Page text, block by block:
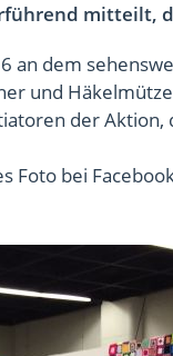
mitteilt,
an dem
und
der
Foto bei